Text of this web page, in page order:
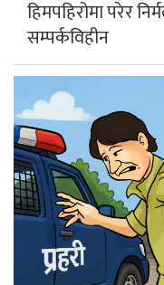
हिमपहिरोमा परेर
सम्पर्कविहीन